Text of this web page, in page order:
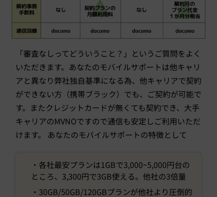
「審査なしってどういうこと？」というご質問をよく
いただきます。あなたのモバイルサポートは他キャリ
アと異なり弊社独自基準になる為、他キャリアで契約
ができない方（携帯ブラック）でも、ご契約が可能で
す。またクレジットカードが無くても契約でき、大手
キャリアのMVNOですので通信も安定しご利用いただ
けます。 あなたのモバイルサポートの特徴として
・各社最安プランは1GBで3,000~5,000円台の
ところ、3,300円で3GB使える。他社の3倍量
・30GB/50GB/120GBプランが他社より圧倒的